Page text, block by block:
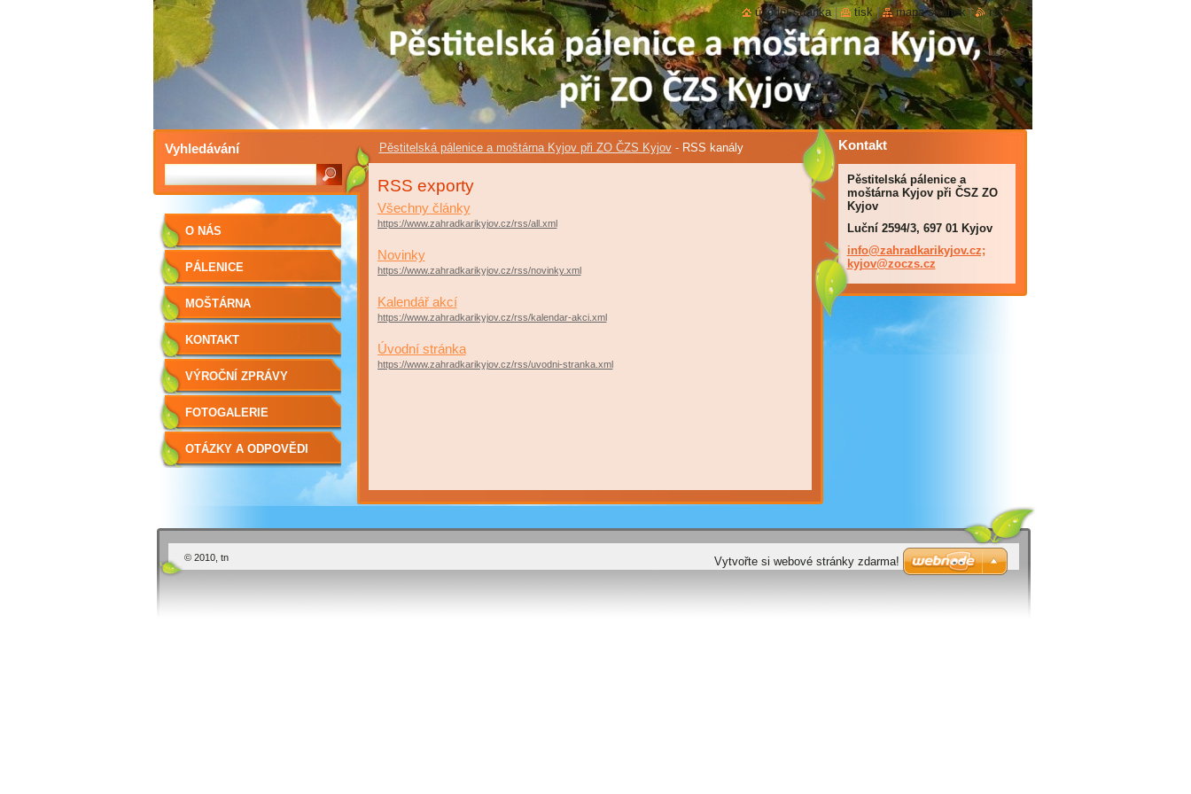
Pěstitelská pálenice a moštárna Kyjov při ZO ČZS Kyjov - RSS kanály
RSS exporty
Všechny články
https://www.zahradkarikyjov.cz/rss/all.xml
Novinky
https://www.zahradkarikyjov.cz/rss/novinky.xml
Kalendář akcí
https://www.zahradkarikyjov.cz/rss/kalendar-akci.xml
Úvodní stránka
https://www.zahradkarikyjov.cz/rss/uvodni-stranka.xml
O NÁS
PÁLENICE
MOŠTÁRNA
KONTAKT
VÝROČNÍ ZPRÁVY
FOTOGALERIE
OTÁZKY A ODPOVĚDI
Kontakt
Pěstitelská pálenice a
moštárna Kyjov při ČSZ ZO
Kyjov
Luční 2594/3, 697 01 Kyjov
info@zahradkarikyjov.cz;
kyjov@zoczs.cz
Vyhledávání
úvodní stránka tisk | mapa stránek | rss
© 2010, tn Vytvořte si webové stránky zdarma!